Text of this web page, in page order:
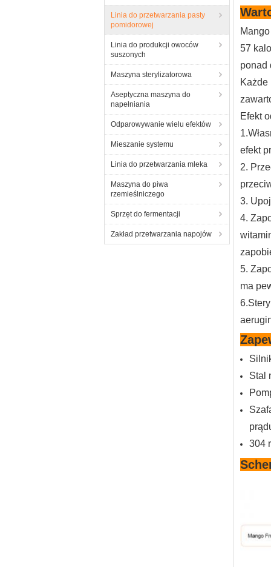
Linia do przetwarzania pasty
pomidorowej
Linia do produkcji owoców
suszonych
Maszyna sterylizatorowa
Aseptyczna maszyna do
napełniania
Odparowywanie wielu efektów
Mieszanie systemu
Linia do przetwarzania mleka
Maszyna do piwa
rzemieślniczego
Sprzęt do fermentacji
Zakład przetwarzania napojów
57
ponad
Każde
Efekt
efekt
2.
3.
4.
5.
ma
Stal
304